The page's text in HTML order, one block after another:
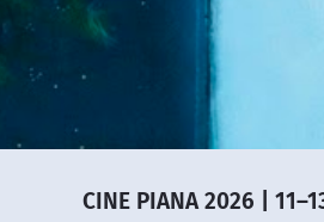
CINE PIANA 2026 |